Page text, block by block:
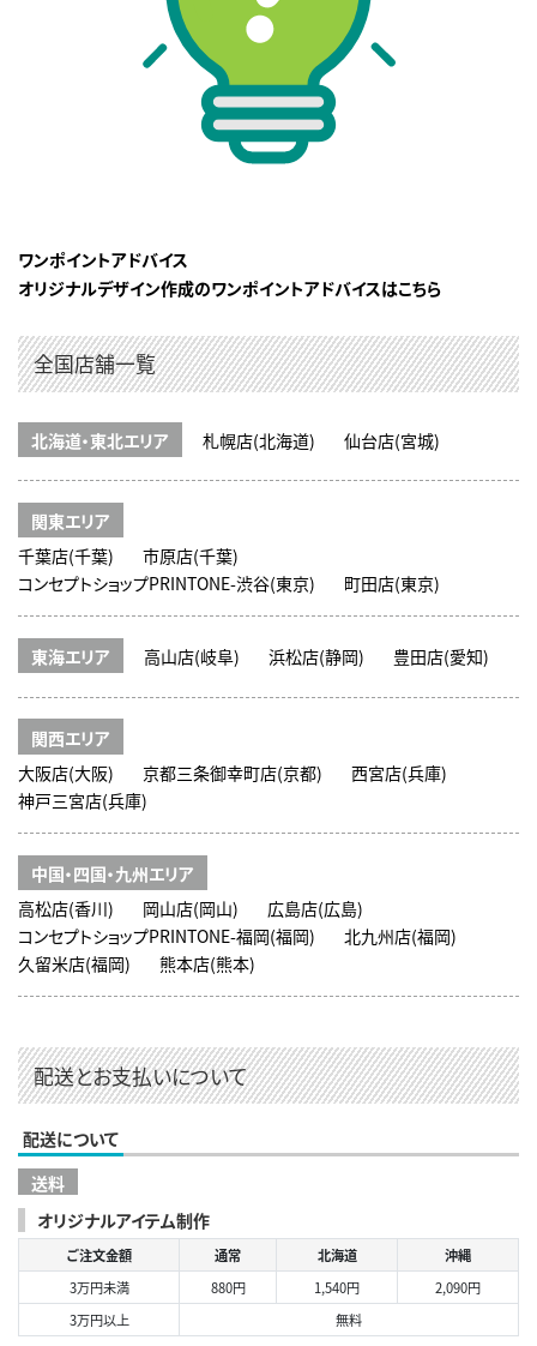
ワンポイントアドバイス
オリジナルデザイン作成のワンポイントアドバイスはこちら
全国店舗一覧
北海道・東北エリア 札幌店(北海道) 仙台店(宮城)
関東エリア
千葉店(千葉)
市原店(千葉)
コンセプトショップPRINTONE-渋谷(東京)
町田店(東京)
東海エリア 高山店(岐阜) 浜松店(静岡) 豊田店(愛知)
関西エリア
大阪店(大阪)
京都三条御幸町店(京都)
西宮店(兵庫)
神戸三宮店(兵庫)
中国・四国・九州エリア
高松店(香川)
岡山店(岡山)
広島店(広島)
コンセプトショップPRINTONE-福岡(福岡)
北九州店(福岡)
久留米店(福岡)
熊本店(熊本)
配送とお支払いについて
配送について
送料
オリジナルアイテム制作
ご注文金額 通常 北海道
沖縄
3万円未満
880円 1,540円
2,090円
3万円以上
無料